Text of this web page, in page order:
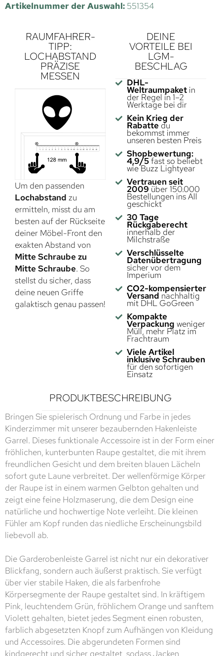
Artikelnummer der Auswahl: 551354
RAUMFAHRER-
TIPP:
LOCHABSTAND
PRÄZISE
MESSEN
Um den passenden
Lochabstand zu
ermitteln, misst du am
besten auf der Rückseite
deiner Möbel-Front den
exakten Abstand von
Mitte Schraube zu
Mitte Schraube. So
stellst du sicher, dass
deine neuen Griffe
galaktisch genau passen!
DEINE
VORTEILE BEI
LGM-
BESCHLAG
DHL-
Weltraumpaketin
der Regel in 1–2
Werktage bei dir
Kein Krieg der
Rabatte du
bekommst immer
unseren besten Preis
Shopbewertung:
4,9/5fast so beliebt
wie Buzz Lightyear
Vertrauen seit
2009 über 150.000
Bestellungen ins All
geschickt
30 Tage
Rückgaberecht
innerhalb der
Milchstraße
Verschlüsselte
Datenübertragung
sicher vor dem
Imperium
CO2-kompensierter
Versand nachhaltig
mit DHL GoGreen
Kompakte
Verpackung weniger
Müll, mehr Platz im
Frachtraum
Viele Artikel
inklusive Schrauben
für den sofortigen
Einsatz
PRODUKTBESCHREIBUNG
Bringen Sie spielerisch Ordnung und Farbe in jedes
Kinderzimmer mit unserer bezaubernden Hakenleiste
Garrel. Dieses funktionale Accessoire ist in der Form einer
fröhlichen, kunterbunten Raupe gestaltet, die mit ihrem
freundlichen Gesicht und dem breiten blauen Lächeln
sofort gute Laune verbreitet. Der wellenförmige Körper
der Raupe ist in einem warmen Gelbton gehalten und
zeigt eine feine Holzmaserung, die dem Design eine
natürliche und hochwertige Note verleiht. Die kleinen
Fühler am Kopf runden das niedliche Erscheinungsbild
liebevoll ab.
Die Garderobenleiste Garrel ist nicht nur ein dekorativer
Blickfang, sondern auch äußerst praktisch. Sie verfügt
über vier stabile Haken, die als farbenfrohe
Körpersegmente der Raupe gestaltet sind. In kräftigem
Pink, leuchtendem Grün, fröhlichem Orange und sanftem
Violett gehalten, bietet jedes Segment einen robusten,
farblich abgesetzten Knopf zum Aufhängen von Kleidung
und Accessoires. Die abgerundeten Formen sind
kindgerecht und sicher gestaltet, sodass Jacken,